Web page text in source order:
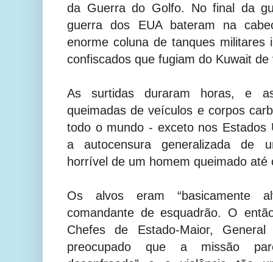
da Guerra do Golfo. No final da
guerra dos EUA bateram na
enorme coluna de tanques militares
confiscados que fugiam do Kuwait
As surtidas duraram horas, e
queimadas de veículos e corpos
todo o mundo - exceto nos Estados
a autocensura generalizada de
horrível de um homem queimado até
Os alvos eram “basicamente
comandante de esquadrão. O
Chefes de Estado-Maior,
preocupado que a missão